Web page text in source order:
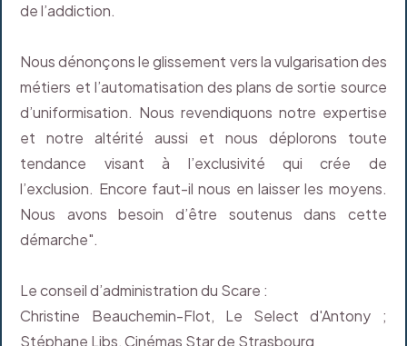
de l’addiction.
Nous dénonçons le glissement vers la vulgarisation des
métiers et l’automatisation des plans de sortie source
d’uniformisation. Nous revendiquons notre expertise
et notre altérité aussi et nous déplorons toute
tendance visant à l’exclusivité qui crée de
l’exclusion. Encore faut-il nous en laisser les moyens.
Nous avons besoin d’être soutenus dans cette
démarche".
Le conseil d’administration du Scare :
Christine Beauchemin-Flot, Le Select d'Antony ;
Stéphane Libs, Cinémas Star de Strasbourg